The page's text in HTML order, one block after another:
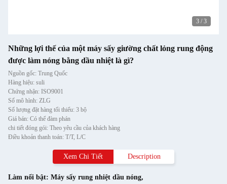
3 / 3
Những lợi thế của một máy sấy giường chất lỏng rung động
được làm nóng bằng dầu nhiệt là gì?
Nguồn gốc: Trung Quốc
Hàng hiệu: suli
Chứng nhận: ISO9001
Số mô hình: ZLG
Số lượng đặt hàng tối thiểu: 3 bộ
Giá bán: Có thể đàm phán
chi tiết đóng gói: Theo yêu cầu của khách hàng
Điều khoản thanh toán: T/T, L/C
Xem Chi Tiết Description
Làm nổi bật: Máy sấy rung nhiệt dầu nóng,